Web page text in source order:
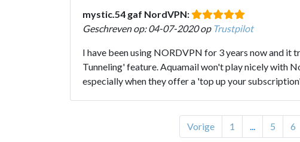
mystic.54 gaf NordVPN:
Geschreven op: 04-07-2020 op Trustpilot
I have been using NORDVPN for 3 years now and
Tunneling' feature. Aquamail won't play nicely with
especially when they offer a 'top up your
Vorige 1 5 6